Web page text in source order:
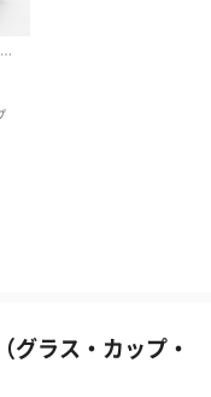
グラス・カップ・